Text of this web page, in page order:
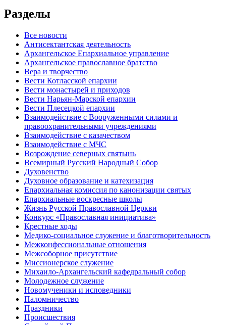
Разделы
Все новости
Антисектантская деятельность
Архангельское Епархиальное управление
Архангельское православное братство
Вера и творчество
Вести Котласской епархии
Вести монастырей и приходов
Вести Нарьян-Марской епархии
Вести Плесецкой епархии
Взаимодействие с Вооруженными силами и
правоохранительными учреждениями
Взаимодействие с казачеством
Взаимодействие с МЧС
Возрождение северных святынь
Всемирный Русский Народный Собор
Духовенство
Духовное образование и катехизация
Епархиальная комиссия по канонизации святых
Епархиальные воскресные школы
Жизнь Русской Православной Церкви
Конкурс «Православная инициатива»
Крестные ходы
Медико-социальное служение и благотворительность
Межконфессиональные отношения
Межсоборное присутствие
Миссионерское служение
Михаило-Архангельский кафедральный собор
Молодежное служение
Новомученики и исповедники
Паломничество
Праздники
Происшествия